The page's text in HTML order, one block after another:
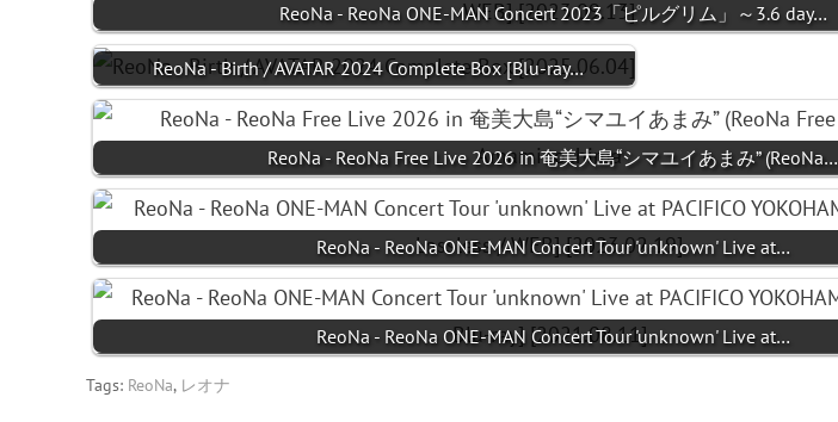
ReoNa - ReoNa ONE-MAN Concert 2023「ピルグリム」～3.6 day…
ReoNa - Birth / AVATAR 2024 Complete Box [Blu-ray…
ReoNa - ReoNa Free Live 2026 in 奄美大島“シマユイあまみ” (ReoNa…
ReoNa - ReoNa ONE-MAN Concert Tour 'unknown' Live at…
ReoNa - ReoNa ONE-MAN Concert Tour 'unknown' Live at…
Tags: ReoNa, レオナ